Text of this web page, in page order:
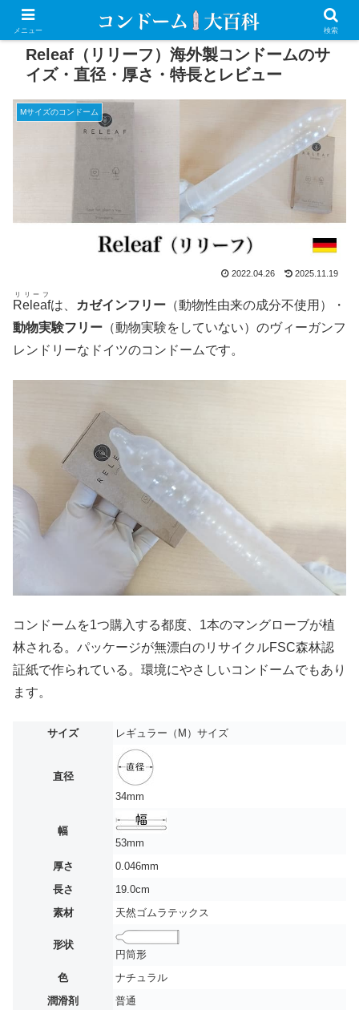
Releaf（リリーフ）海外製コンドームのサ
イズ・直径・厚さ・特長とレビュー
Mサイズのコンドーム
2022.04.26 2025.11.19
Releaf
リリーフ
は、 カゼインフリー （動物性由来の成分不使用）・
動物実験フリー （動物実験をしていない）のヴィーガンフ
レンドリーなドイツのコンドームです。
コンドームを1つ購入する都度、1本のマングローブが植
林される。パッケージが無漂白のリサイクルFSC森林認
証紙で作られている。環境にやさしいコンドームでもあり
ます。
サイズ レギュラー（M）サイズ
直径
34mm
幅
53mm
厚さ
0.046mm
長さ
19.0cm
素材
天然ゴムラテックス
形状
円筒形
色
ナチュラル
潤滑剤
普通
メニュー 検索